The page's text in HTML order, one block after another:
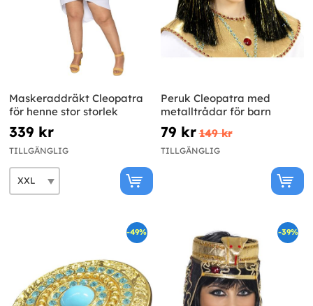
Maskeraddräkt Cleopatra
för henne stor storlek
339 kr
TILLGÄNGLIG
Peruk Cleopatra med
metalltrådar för barn
79 kr 149 kr
TILLGÄNGLIG
-49% -39%